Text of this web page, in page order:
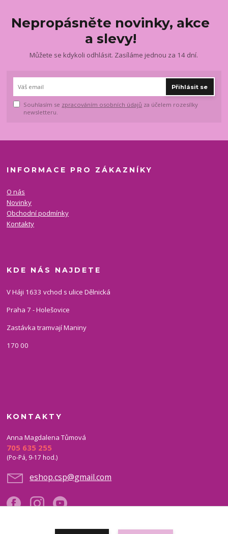
Nepropásněte novinky, akce
a slevy!
Můžete se kdykoli odhlásit. Zasíláme jednou za 14 dní.
Přihlásit se
Souhlasím se zpracováním osobních údajů za účelem rozesílky
newsletteru.
INFORMACE PRO ZÁKAZNÍKY
O nás
Novinky
Obchodní podmínky
Kontakty
KDE NÁS NAJDETE
V Háji 1633 vchod s ulice Dělnická
Praha 7 - Holešovice
Zastávka tramvají Maniny
170 00
KONTAKTY
Anna Magdalena Tůmová
705 635 255
(Po-Pá, 9-17 hod.)
eshop.csp@gmail.com